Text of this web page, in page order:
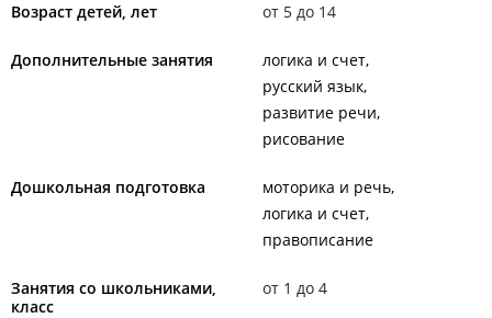
Возраст детей, лет от 5 до 14
Дополнительные занятия
логика и счет
русский язык
развитие речи
рисование
Дошкольная подготовка
моторика и речь
логика и счет
правописание
Занятия со школьниками,
класс
от 1 до 4